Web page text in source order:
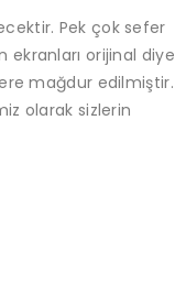
Pek çok sefer
orijinal diye
mağdur edilmiştir.
olarak sizlerin